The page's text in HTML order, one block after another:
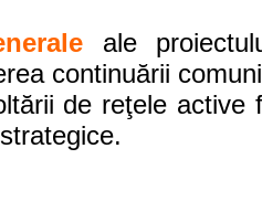
ale
continuării
de reţele